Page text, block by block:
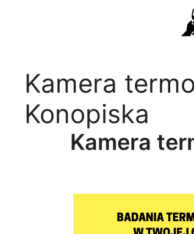
Kamera
Konopiska
Kamera